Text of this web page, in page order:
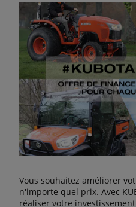
Vous souhaitez améliorer
n'importe quel prix. Avec
réaliser votre